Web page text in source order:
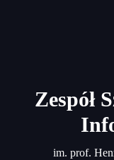
Zespół
im. prof.